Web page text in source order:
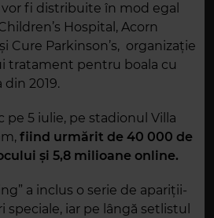
fi distribuite în mod egal
Hospital, Acorn
Cure Parkinson’s, organizație
tratament pentru boala cu
din 2019.
pe 5 iulie, pe stadionul Villa
fiind urmărit de 40 000 de
și 5,8 milioane online.
a inclus o serie de apariții-
speciale, iar pe lângă setlistul